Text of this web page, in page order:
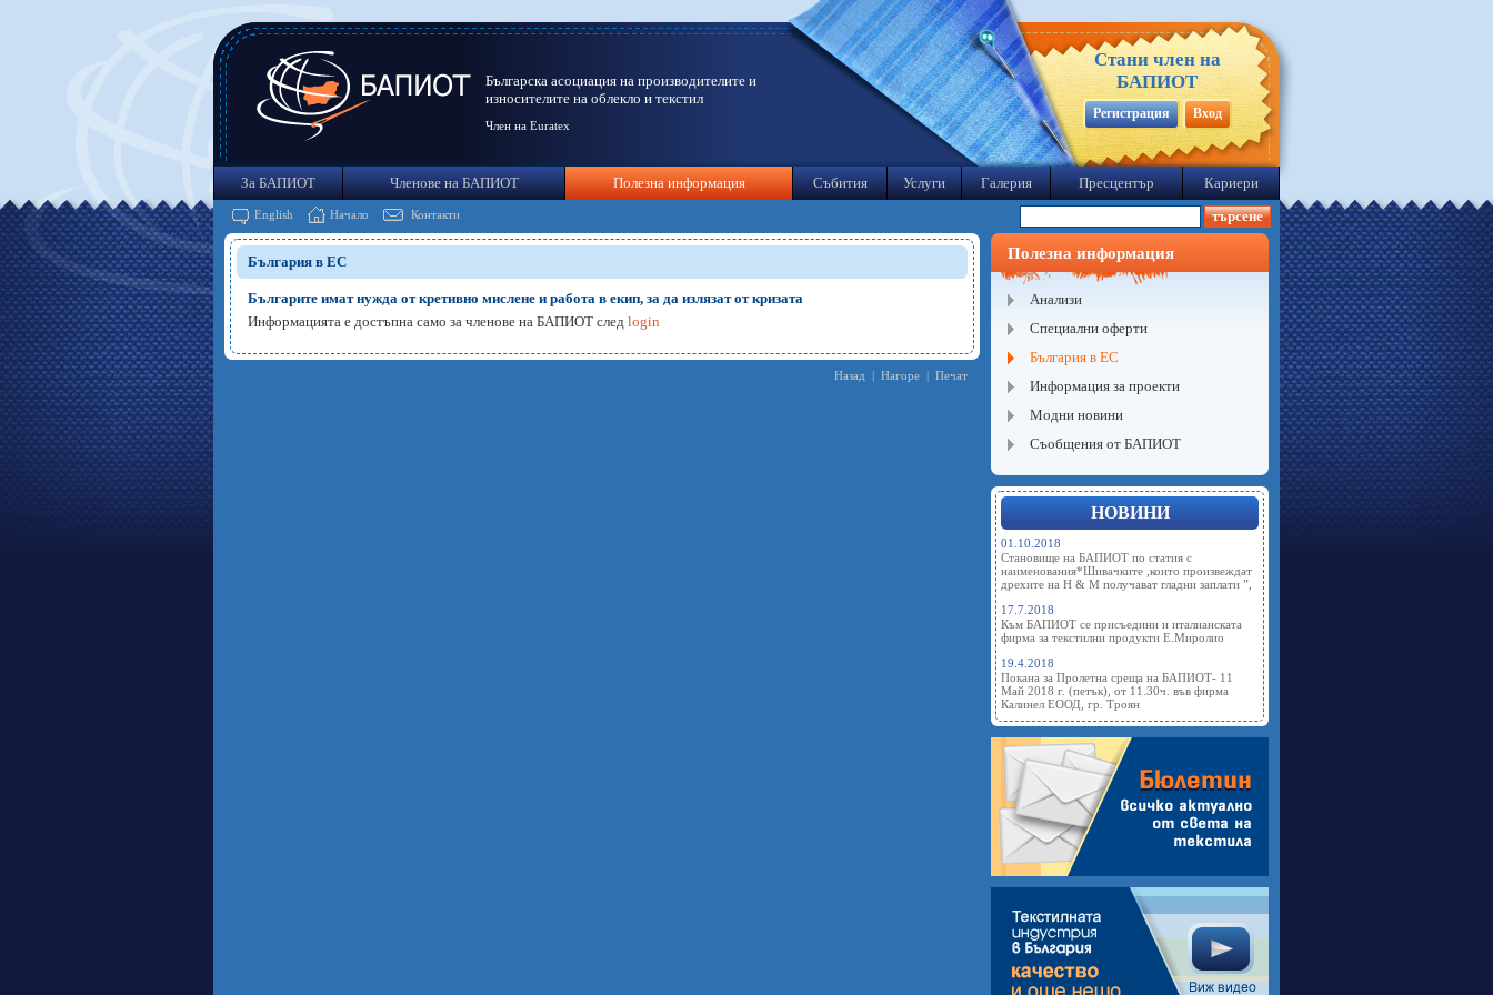
Българска асоциация на производителите и
износителите на облекло и текстил
Член на Euratex
Стани член на
БАПИОТ
Регистрация Вход
За БАПИОТ Членове на БАПИОТ Полезна информация Събития Услуги Галерия Пресцентър Кариери
English Начало Контакти
България в ЕС
Българите имат нужда от кретивно мислене и работа в екип, за да излязат от кризата
Информацията е достъпна само за членове на БАПИОТ след login
Назад | Нагоре | Печат
Полезна информация
Анализи
Специални оферти
България в ЕС
Информация за проекти
Модни новини
Съобщения от БАПИОТ
НОВИНИ
01.10.2018
Становище на БАПИОТ по статия с
наименования*Шивачките ,които произвеждат
дрехите на Н & М получават гладни заплати ”,
17.7.2018
Към БАПИОТ се присъедини и италианската
фирма за текстилни продукти Е.Миролио
19.4.2018
Покана за Пролетна среща на БАПИОТ- 11
Май 2018 г. (петък), от 11.30ч. във фирма
Калинел ЕООД, гр. Троян